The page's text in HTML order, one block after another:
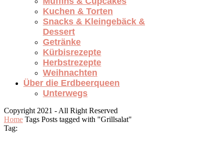
Kuchen & Torten
Snacks & Kleingebäck &
Dessert
Getränke
Kürbisrezepte
Herbstrezepte
Weihnachten
Über die Erdbeerqueen
Unterwegs
Copyright 2021 - All Right Reserved
Home Tags Posts tagged with "Grillsalat"
Tag: